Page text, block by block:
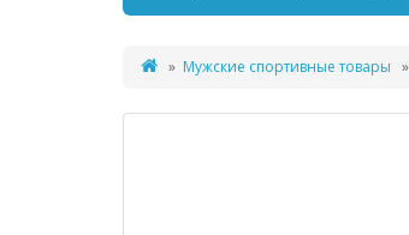
Мужские спортивные товары